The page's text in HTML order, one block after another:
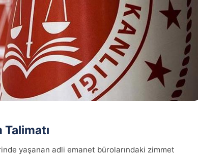
Talimatı
yaşanan adli emanet bürolarındaki zimmet